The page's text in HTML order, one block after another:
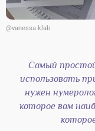
@vanessa.klab
Самый
использовать
нужен
которое вам